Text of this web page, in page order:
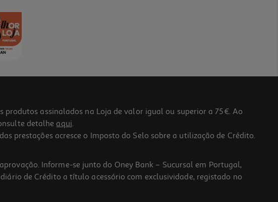
assinalados na Loja de valor igual ou superior a 75€. Ao
detalhe aqui.
prestações acresce o Imposto do Selo sobre a utilização de Crédito.
Informe-se junto do Oney Bank – Sucursal em Portugal,
de Crédito a título acessório com exclusividade, registado no